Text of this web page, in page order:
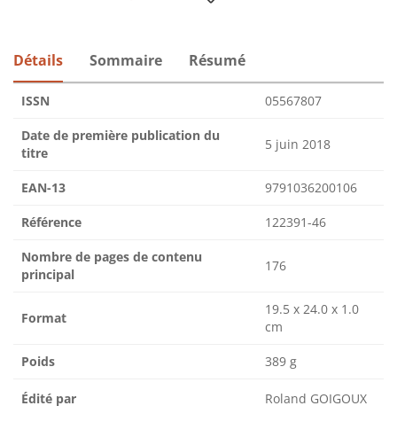
Détails Sommaire Résumé
ISSN 05567807
Date de première publication du
titre
5 juin 2018
EAN-13 9791036200106
Référence 122391-46
Nombre de pages de contenu
principal
176
Format
19.5 x 24.0 x 1.0
cm
Poids 389 g
Édité par Roland GOIGOUX